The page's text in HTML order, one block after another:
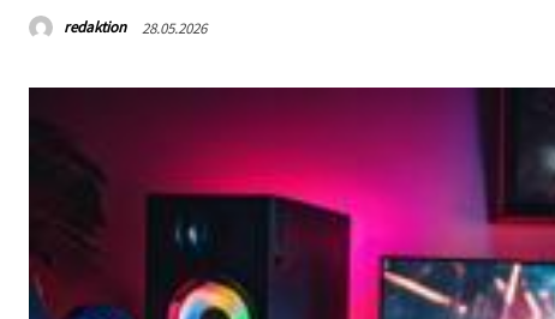
redaktion 28.05.2026